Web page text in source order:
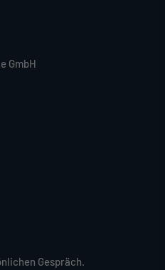
GmbH
Gespräch.